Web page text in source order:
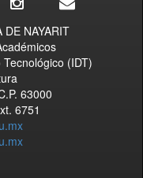
DE NAYARIT
(IDT)
63000
6751